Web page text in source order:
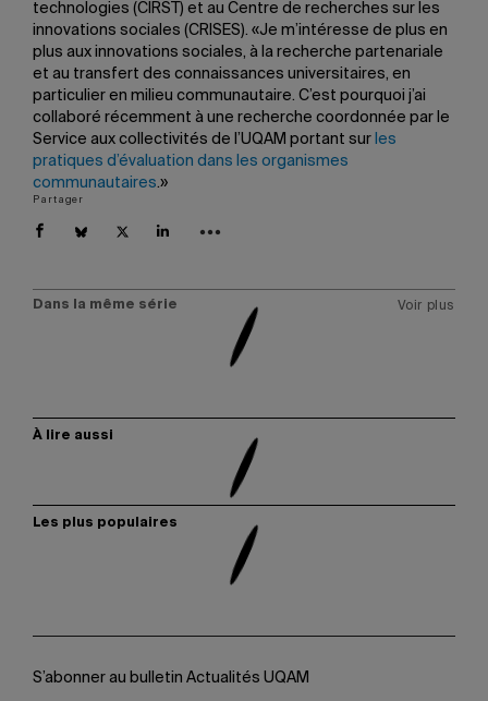
technologies (CIRST) et au Centre de recherches sur les
innovations sociales (CRISES). «Je m’intéresse de plus en
plus aux innovations sociales, à la recherche partenariale
et au transfert des connaissances universitaires, en
particulier en milieu communautaire. C’est pourquoi j’ai
collaboré récemment à une recherche coordonnée par le
Service aux collectivités de l’UQAM portant sur les
pratiques d’évaluation dans les organismes
communautaires.»
Partager
Dans la même série Voir plus
À lire aussi
Les plus populaires
S’abonner au bulletin Actualités UQAM